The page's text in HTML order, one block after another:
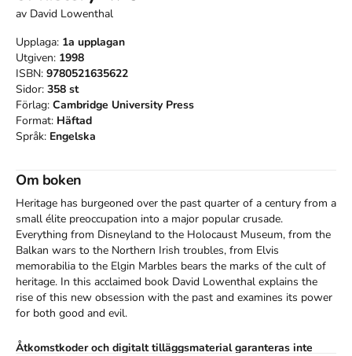
av David Lowenthal
Upplaga: 1a upplagan
Utgiven: 1998
ISBN: 9780521635622
Sidor: 358 st
Förlag: Cambridge University Press
Format: Häftad
Språk: Engelska
Om boken
Heritage has burgeoned over the past quarter of a century from a
small élite preoccupation into a major popular crusade.
Everything from Disneyland to the Holocaust Museum, from the
Balkan wars to the Northern Irish troubles, from Elvis
memorabilia to the Elgin Marbles bears the marks of the cult of
heritage. In this acclaimed book David Lowenthal explains the
rise of this new obsession with the past and examines its power
for both good and evil.
Åtkomstkoder och digitalt tilläggsmaterial garanteras inte